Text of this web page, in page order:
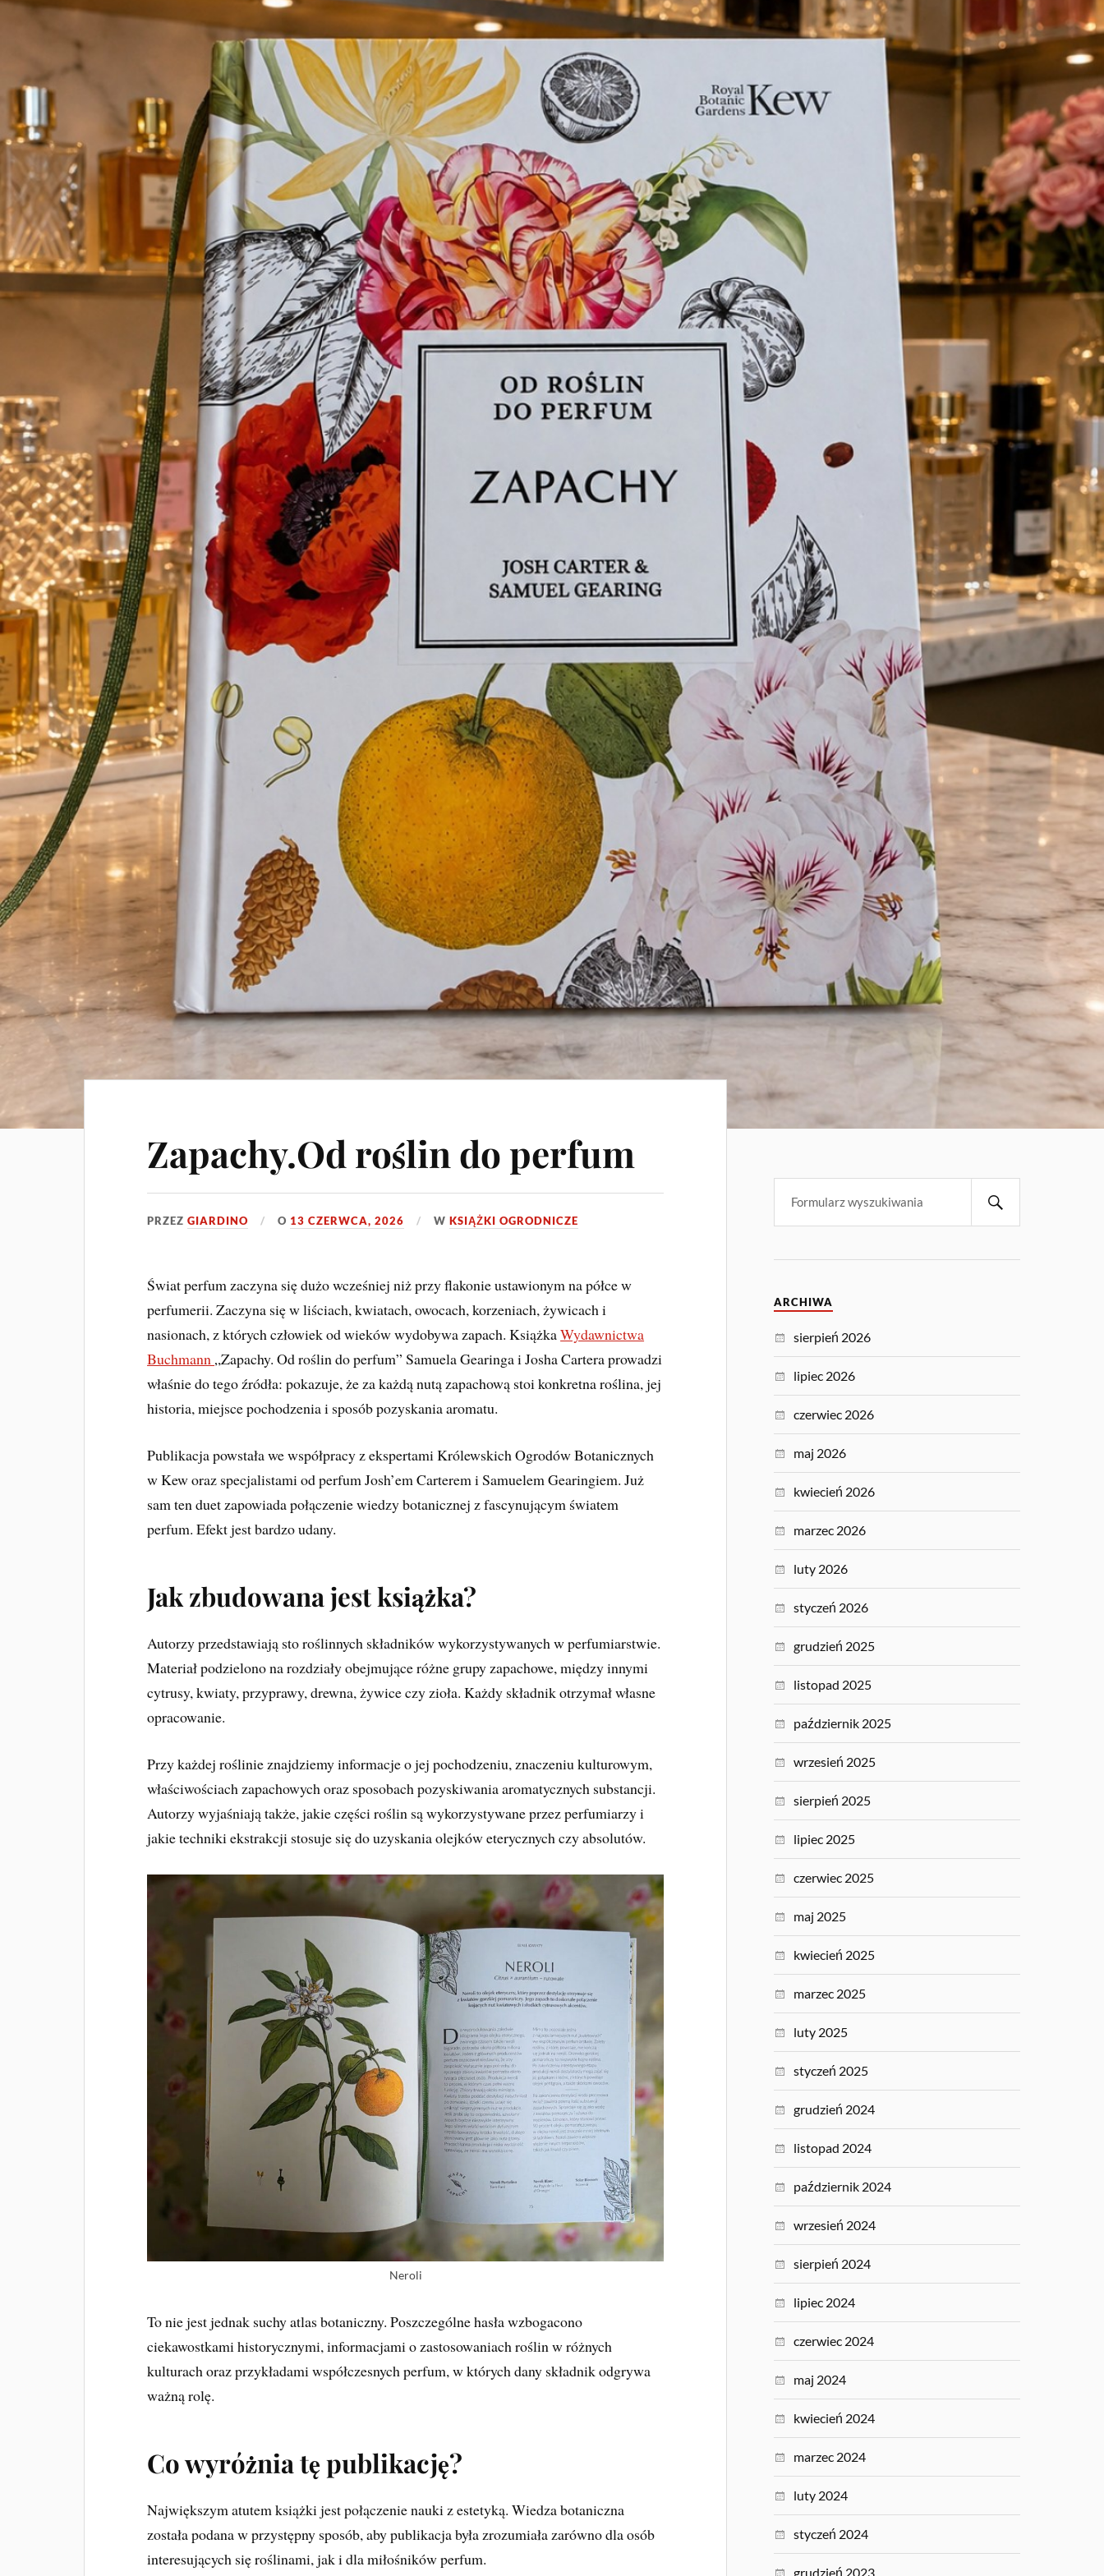
Zapachy.Od roślin do perfum
PRZEZGIARDINO O 13 CZERWCA, 2026 WKSIĄŻKI OGRODNICZE
Świat perfum zaczyna się dużo wcześniej niż przy flakonie ustawionym na półce w
perfumerii. Zaczyna się w liściach, kwiatach, owocach, korzeniach, żywicach i
nasionach, z których człowiek od wieków wydobywa zapach. KsiążkaWydawnictwa
Buchmann „Zapachy. Od roślin do perfum” Samuela Gearinga i Josha Cartera prowadzi
właśnie do tego źródła: pokazuje, że za każdą nutą zapachową stoi konkretna roślina, jej
historia, miejsce pochodzenia i sposób pozyskania aromatu.
Publikacja powstała we współpracy z ekspertami Królewskich Ogrodów Botanicznych
w Kew oraz specjalistami od perfum Josh’em Carterem i Samuelem Gearingiem. Już
sam ten duet zapowiada połączenie wiedzy botanicznej z fascynującym światem
perfum. Efekt jest bardzo udany.
Jak zbudowana jest książka?
Autorzy przedstawiają sto roślinnych składników wykorzystywanych w perfumiarstwie.
Materiał podzielono na rozdziały obejmujące różne grupy zapachowe, między innymi
cytrusy, kwiaty, przyprawy, drewna, żywice czy zioła. Każdy składnik otrzymał własne
opracowanie.
Przy każdej roślinie znajdziemy informacje o jej pochodzeniu, znaczeniu kulturowym,
właściwościach zapachowych oraz sposobach pozyskiwania aromatycznych substancji.
Autorzy wyjaśniają także, jakie części roślin są wykorzystywane przez perfumiarzy i
jakie techniki ekstrakcji stosuje się do uzyskania olejków eterycznych czy absolutów.
Neroli
To nie jest jednak suchy atlas botaniczny. Poszczególne hasła wzbogacono
ciekawostkami historycznymi, informacjami o zastosowaniach roślin w różnych
kulturach oraz przykładami współczesnych perfum, w których dany składnik odgrywa
ważną rolę.
Co wyróżnia tę publikację?
Największym atutem książki jest połączenie nauki z estetyką. Wiedza botaniczna
została podana w przystępny sposób, aby publikacja była zrozumiała zarówno dla osób
interesujących się roślinami, jak i dla miłośników perfum.
ARCHIWA
sierpień 2026
lipiec 2026
czerwiec 2026
maj 2026
kwiecień 2026
marzec 2026
luty 2026
styczeń 2026
grudzień 2025
listopad 2025
październik 2025
wrzesień 2025
sierpień 2025
lipiec 2025
czerwiec 2025
maj 2025
kwiecień 2025
marzec 2025
luty 2025
styczeń 2025
grudzień 2024
listopad 2024
październik 2024
wrzesień 2024
sierpień 2024
lipiec 2024
czerwiec 2024
maj 2024
kwiecień 2024
marzec 2024
luty 2024
styczeń 2024
grudzień 2023